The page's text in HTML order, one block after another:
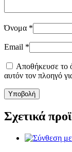
Όνομα *
Email *
Αποθήκευσε το
αυτόν τον πλοηγό
Σχετικά